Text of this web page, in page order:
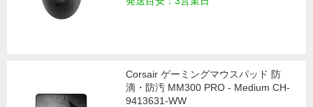
Corsair ゲーミングマウスパッド 防
滴・防汚 MM300 PRO - Medium CH-
9413631-WW